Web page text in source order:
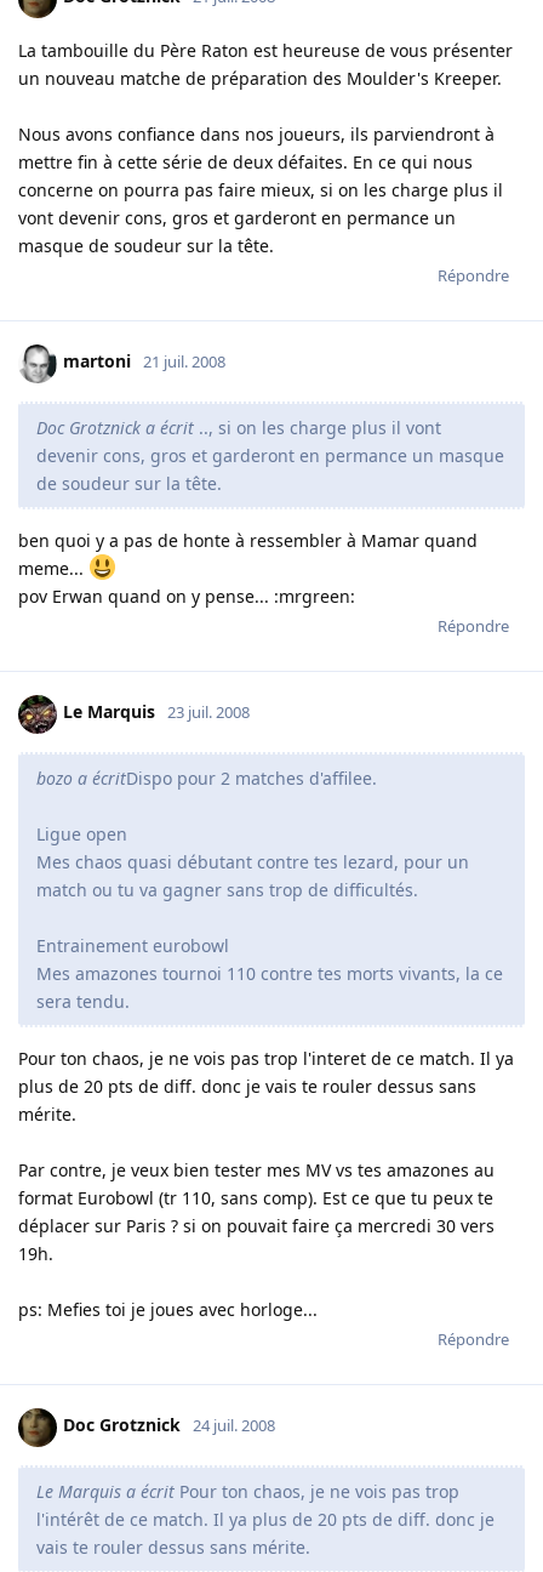
La tambouille du Père Raton est heureuse de vous présenter
un nouveau matche de préparation des Moulder's Kreeper.
Nous avons confiance dans nos joueurs, ils parviendront à
mettre fin à cette série de deux défaites. En ce qui nous
concerne on pourra pas faire mieux, si on les charge plus il
vont devenir cons, gros et garderont en permance un
masque de soudeur sur la tête.
Répondre
martoni 21 juil. 2008
Doc Grotznick a écrit .., si on les charge plus il vont
devenir cons, gros et garderont en permance un masque
de soudeur sur la tête.
ben quoi y a pas de honte à ressembler à Mamar quand
meme...
pov Erwan quand on y pense... :mrgreen:
Répondre
Le Marquis 23 juil. 2008
bozo a écritDispo pour 2 matches d'affilee.
Ligue open
Mes chaos quasi débutant contre tes lezard, pour un
match ou tu va gagner sans trop de difficultés.
Entrainement eurobowl
Mes amazones tournoi 110 contre tes morts vivants, la ce
sera tendu.
Pour ton chaos, je ne vois pas trop l'interet de ce match. Il ya
plus de 20 pts de diff. donc je vais te rouler dessus sans
mérite.
Par contre, je veux bien tester mes MV vs tes amazones au
format Eurobowl (tr 110, sans comp). Est ce que tu peux te
déplacer sur Paris ? si on pouvait faire ça mercredi 30 vers
19h.
ps: Mefies toi je joues avec horloge...
Répondre
Doc Grotznick 24 juil. 2008
Le Marquis a écrit Pour ton chaos, je ne vois pas trop
l'intérêt de ce match. Il ya plus de 20 pts de diff. donc je
vais te rouler dessus sans mérite.